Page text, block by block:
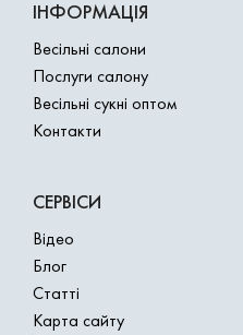
ІНФОРМАЦІЯ
Весільні салони
Послуги салону
Весільні сукні оптом
Контакти
СЕРВІСИ
Відео
Блог
Статті
Карта сайту